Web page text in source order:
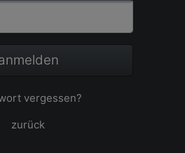
Passwort
vergessen?
zurück